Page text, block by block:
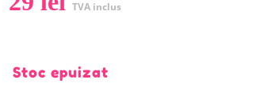
TVA inclus
Stoc epuizat